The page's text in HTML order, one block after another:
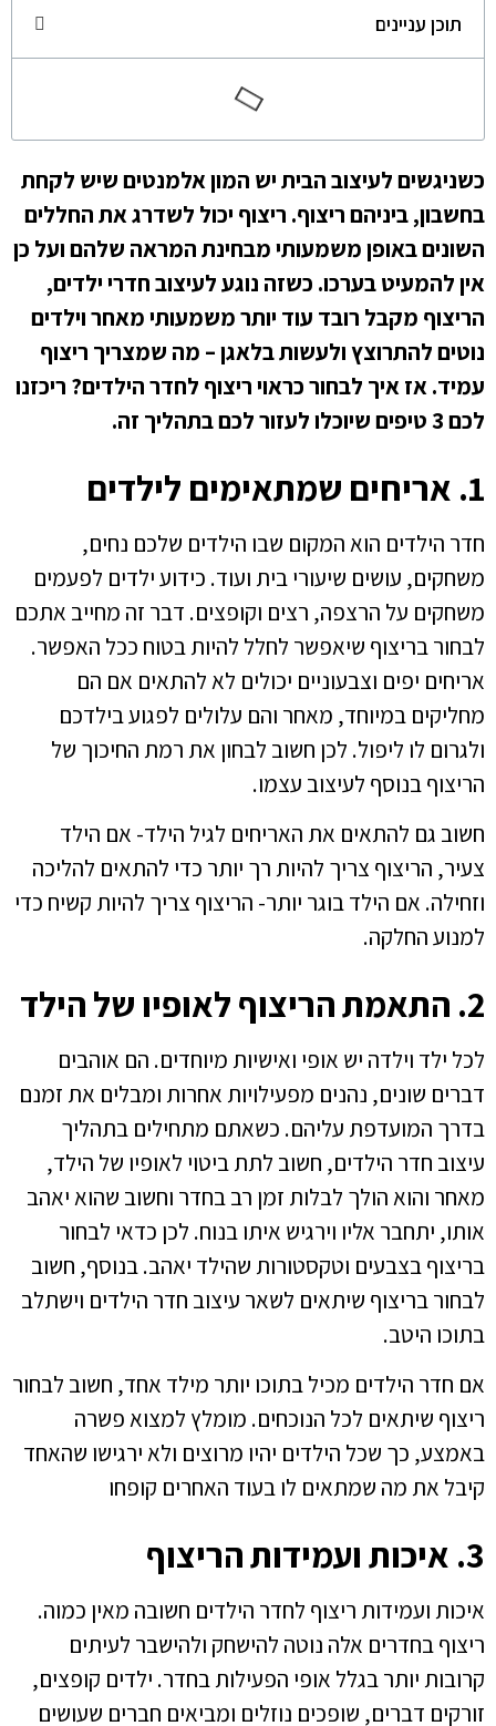
תוכן עניינים
כשניגשים לעיצוב הבית יש המון אלמנטים שיש לקחת
בחשבון, ביניהם ריצוף. ריצוף יכול לשדרג את החללים
השונים באופן משמעותי מבחינת המראה שלהם ועל כן
אין להמעיט בערכו. כשזה נוגע לעיצוב חדרי ילדים,
הריצוף מקבל רובד עוד יותר משמעותי מאחר וילדים
נוטים להתרוצץ ולעשות בלאגן – מה שמצריך ריצוף
עמיד. אז איך לבחור כראוי ריצוף לחדר הילדים? ריכזנו
לכם 3 טיפים שיוכלו לעזור לכם בתהליך זה.
1. אריחים שמתאימים לילדים
חדר הילדים הוא המקום שבו הילדים שלכם נחים,
משחקים, עושים שיעורי בית ועוד. כידוע ילדים לפעמים
משחקים על הרצפה, רצים וקופצים. דבר זה מחייב אתכם
לבחור בריצוף שיאפשר לחלל להיות בטוח ככל האפשר.
אריחים יפים וצבעוניים יכולים לא להתאים אם הם
מחליקים במיוחד, מאחר והם עלולים לפגוע בילדכם
ולגרום לו ליפול. לכן חשוב לבחון את רמת החיכוך של
הריצוף בנוסף לעיצוב עצמו.
חשוב גם להתאים את האריחים לגיל הילד- אם הילד
צעיר, הריצוף צריך להיות רך יותר כדי להתאים להליכה
וזחילה. אם הילד בוגר יותר- הריצוף צריך להיות קשיח כדי
למנוע החלקה.
2. התאמת הריצוף לאופיו של הילד
לכל ילד וילדה יש אופי ואישיות מיוחדים. הם אוהבים
דברים שונים, נהנים מפעילויות אחרות ומבלים את זמנם
בדרך המועדפת עליהם. כשאתם מתחילים בתהליך
עיצוב חדר הילדים, חשוב לתת ביטוי לאופיו של הילד,
מאחר והוא הולך לבלות זמן רב בחדר וחשוב שהוא יאהב
אותו, יתחבר אליו וירגיש איתו בנוח. לכן כדאי לבחור
בריצוף בצבעים וטקסטורות שהילד יאהב. בנוסף, חשוב
לבחור בריצוף שיתאים לשאר עיצוב חדר הילדים וישתלב
בתוכו היטב.
אם חדר הילדים מכיל בתוכו יותר מילד אחד, חשוב לבחור
ריצוף שיתאים לכל הנוכחים. מומלץ למצוא פשרה
באמצע, כך שכל הילדים יהיו מרוצים ולא ירגישו שהאחד
קיבל את מה שמתאים לו בעוד האחרים קופחו
3. איכות ועמידות הריצוף
איכות ועמידות ריצוף לחדר הילדים חשובה מאין כמוה.
ריצוף בחדרים אלה נוטה להישחק ולהישבר לעיתים
קרובות יותר בגלל אופי הפעילות בחדר. ילדים קופצים,
זורקים דברים, שופכים נוזלים ומביאים חברים שעושים